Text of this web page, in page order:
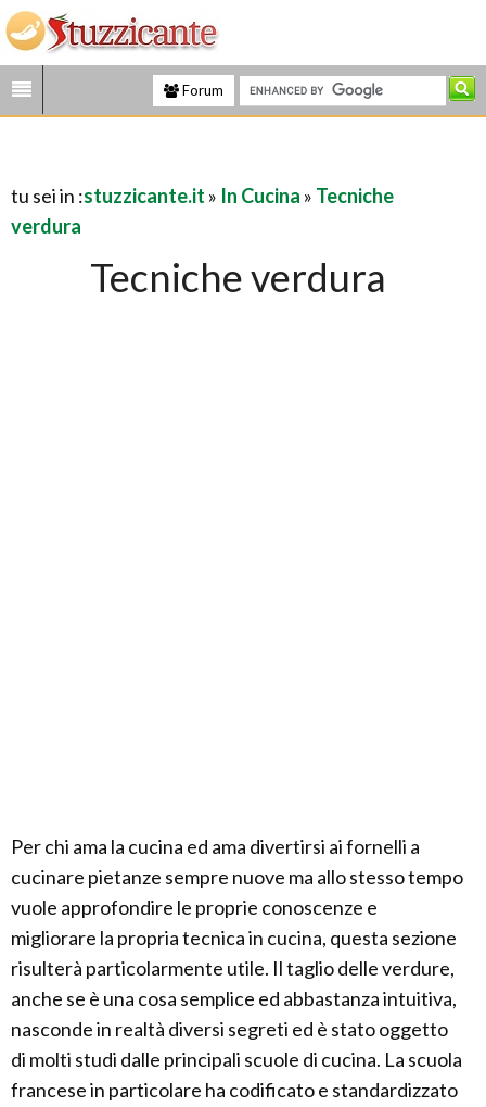
Forum
tu sei in :stuzzicante.it » In Cucina » Tecniche
verdura
Tecniche verdura
Per chi ama la cucina ed ama divertirsi ai fornelli a
cucinare pietanze sempre nuove ma allo stesso tempo
vuole approfondire le proprie conoscenze e
migliorare la propria tecnica in cucina, questa sezione
risulterà particolarmente utile. Il taglio delle verdure,
anche se è una cosa semplice ed abbastanza intuitiva,
nasconde in realtà diversi segreti ed è stato oggetto
di molti studi dalle principali scuole di cucina. La scuola
francese in particolare ha codificato e standardizzato